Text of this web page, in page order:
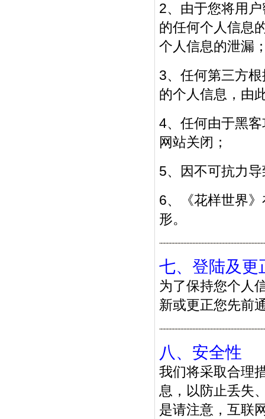
2、由于您将用
的任何个人信息
个人信息的泄漏
3、任何第三方
的个人信息，由
4、任何由于黑
网站关闭；
5、因不可抗力
6、《花样世界
形。
七、登陆及更
为了保持您个人
新或更正您先前
八、安全性
我们将采取合理
息，以防止丢失
是请注意，互联